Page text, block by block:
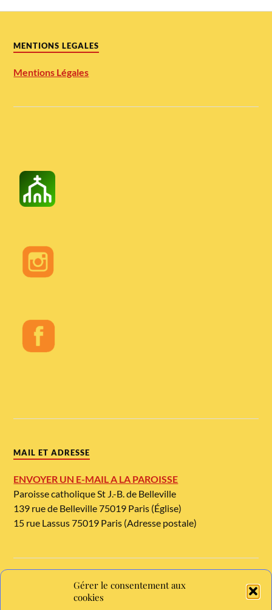
Gérer le consentement aux
cookies
MENTIONS LEGALES
Mentions Légales
MAIL ET ADRESSE
ENVOYER UN E-MAIL A LA PAROISSE
Paroisse catholique St J.-B. de Belleville
139 rue de Belleville 75019 Paris (Église)
15 rue Lassus 75019 Paris (Adresse postale)
TELEPHONE ET METRO